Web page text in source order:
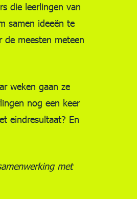
die leerlingen van
samen ideeën te
meesten meteen
weken gaan ze
nog een keer
eindresultaat? En
met